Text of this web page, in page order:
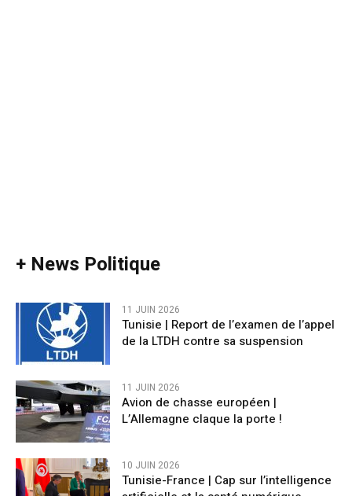
+ News Politique
11 JUIN 2026
Tunisie | Report de l’examen de l’appel
de la LTDH contre sa suspension
11 JUIN 2026
Avion de chasse européen |
L’Allemagne claque la porte !
10 JUIN 2026
Tunisie-France | Cap sur l’intelligence